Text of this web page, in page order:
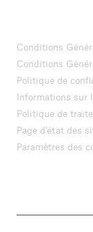
Conditions
Conditions
Politique de
Informations sur
Politique de
Page d'état des
Paramètres des